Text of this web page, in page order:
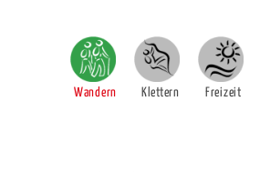
Wandern Klettern Freizeit